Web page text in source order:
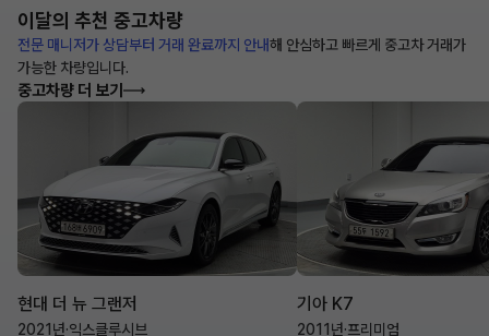
이달의 추천 중고차량
전문 매니저가 상담부터 거래 완료까지 안내해 안심하고 빠르게 중고차 거래가
가능한 차량입니다.
중고차량 더 보기
현대 더 뉴 그랜저
2021년·익스클루시브
기아 K7
2011년·프리미엄